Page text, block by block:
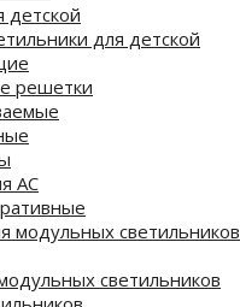
для детской
решетки
AC
модульных светильников
светильников